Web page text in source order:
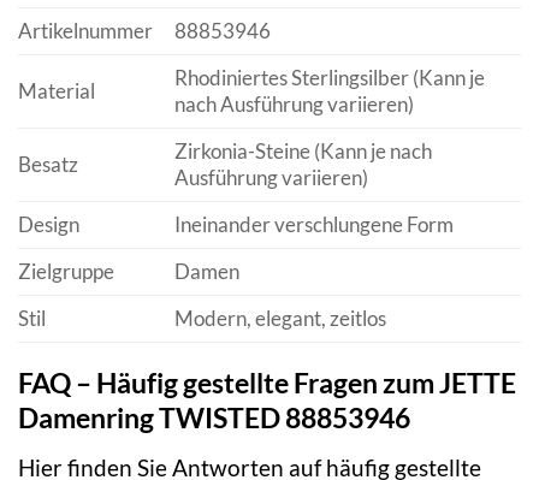
Artikelnummer
88853946
Material
Rhodiniertes Sterlingsilber (Kann je
nach Ausführung variieren)
Besatz
Zirkonia-Steine (Kann je nach
Ausführung variieren)
Design
Ineinander verschlungene Form
Zielgruppe
Damen
Stil
Modern, elegant, zeitlos
FAQ – Häufig gestellte Fragen zum JETTE
Damenring TWISTED 88853946
Hier finden Sie Antworten auf häufig gestellte